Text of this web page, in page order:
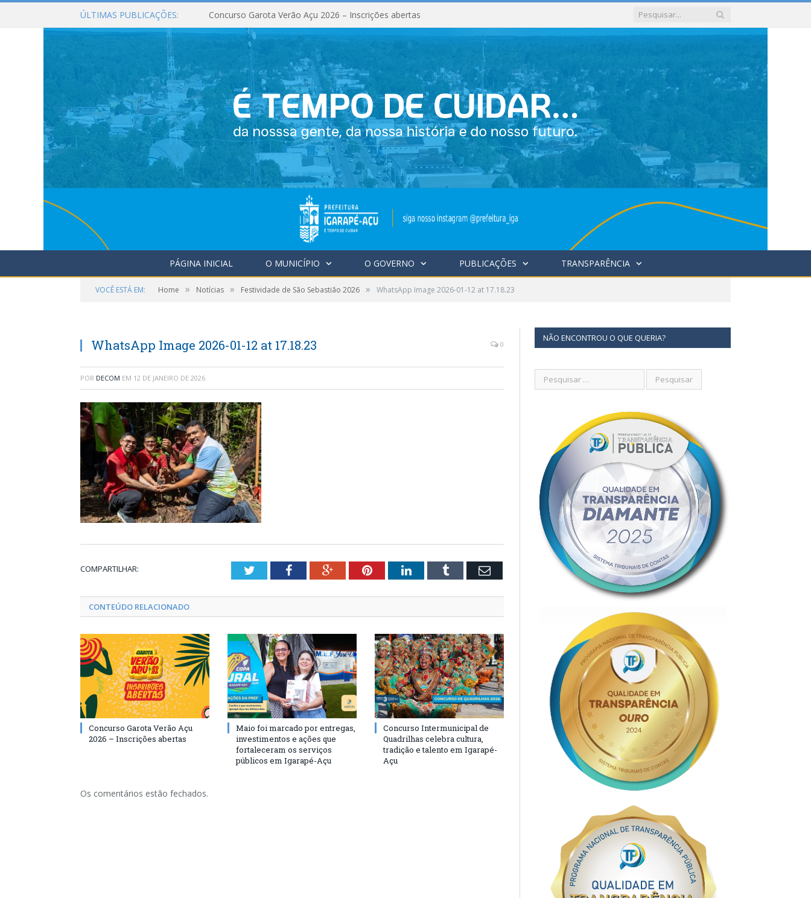
ÚLTIMAS PUBLICAÇÕES: Concurso Garota Verão Açu 2026 – Inscrições abertas
PÁGINA INICIAL O MUNICÍPIO O GOVERNO PUBLICAÇÕES TRANSPARÊNCIA
VOCÊ ESTÁ EM: Home » Notícias » Festividade de São Sebastião 2026 » WhatsApp Image 2026-01-12 at 17.18.23
WhatsApp Image 2026-01-12 at 17.18.23 0
POR DECOM EM 12 DE JANEIRO DE 2026
COMPARTILHAR: TwitterFacebookGoogle+PinterestLinkedInTumblr Email
CONTEÚDO RELACIONADO
Concurso Garota Verão Açu
2026 – Inscrições abertas
Maio foi marcado por entregas,
investimentos e ações que
fortaleceram os serviços
públicos em Igarapé-Açu
Concurso Intermunicipal de
Quadrilhas celebra cultura,
tradição e talento em Igarapé-
Açu
Os comentários estão fechados.
NÃO ENCONTROU O QUE QUERIA?